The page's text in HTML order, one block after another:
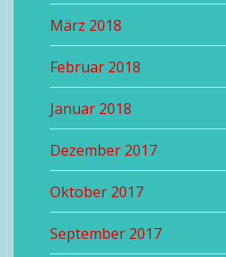
März 2018
Februar 2018
Januar 2018
Dezember 2017
Oktober 2017
September 2017